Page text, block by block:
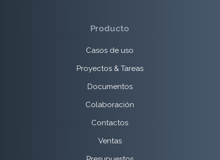
Producto
Casos de uso
Proyectos & Tareas
Documentos
Colaboración
Contactos
Ventas